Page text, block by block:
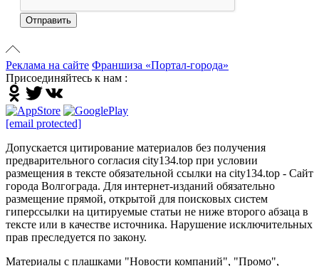
Отправить
Реклама на сайте Франшиза «Портал-города»
Присоединяйтесь к нам :
[email protected]
Допускается цитирование материалов без получения
предварительного согласия city134.top при условии
размещения в тексте обязательной ссылки на city134.top - Сайт
города Волгограда. Для интернет-изданий обязательно
размещение прямой, открытой для поисковых систем
гиперссылки на цитируемые статьи не ниже второго абзаца в
тексте или в качестве источника. Нарушение исключительных
прав преследуется по закону.
Материалы с плашками "Новости компаний", "Промо",